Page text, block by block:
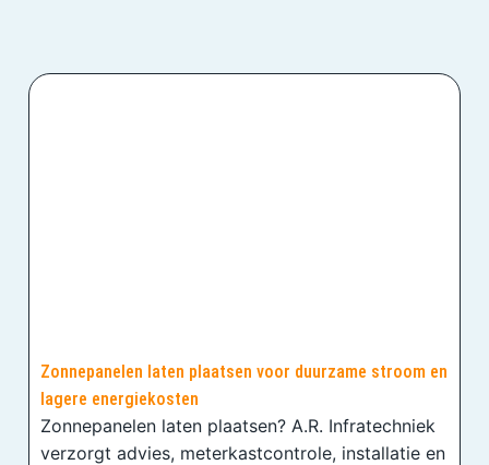
Zonnepanelen laten plaatsen voor duurzame stroom en
lagere energiekosten
Zonnepanelen laten plaatsen? A.R. Infratechniek
verzorgt advies, meterkastcontrole, installatie en